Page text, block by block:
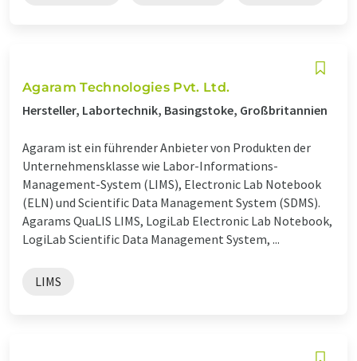
Agaram Technologies Pvt. Ltd.
Hersteller, Labortechnik, Basingstoke, Großbritannien
Agaram ist ein führender Anbieter von Produkten der
Unternehmensklasse wie Labor-Informations-
Management-System (LIMS), Electronic Lab Notebook
(ELN) und Scientific Data Management System (SDMS).
Agarams QuaLIS LIMS, LogiLab Electronic Lab Notebook,
LogiLab Scientific Data Management System, ...
LIMS